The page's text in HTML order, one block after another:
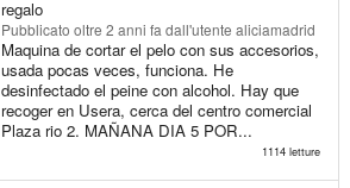
regalo
Pubblicato oltre 2 anni fa dall'utente aliciamadrid
Maquina de cortar el pelo con sus accesorios,
usada pocas veces, funciona. He
desinfectado el peine con alcohol. Hay que
recoger en Usera, cerca del centro comercial
Plaza rio 2. MAÑANA DIA 5 POR...
1114 letture